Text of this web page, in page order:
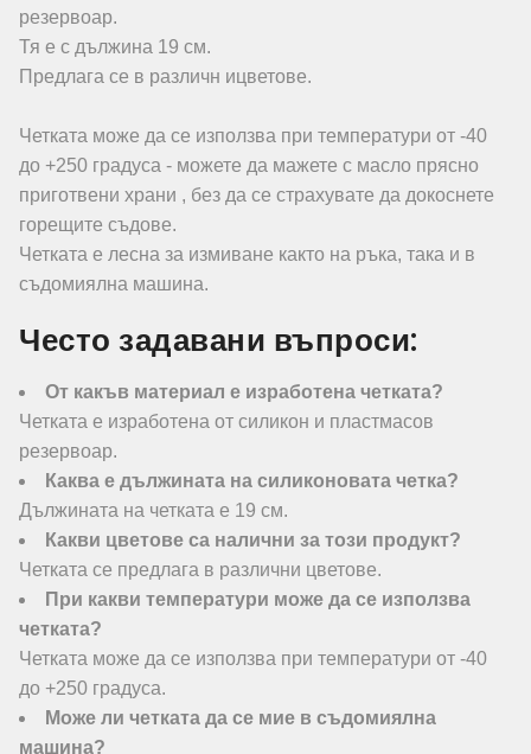
резервоар.
Тя е с дължина 19 см.
Предлага се в различн ицветове.
Четката може да се използва при температури от -40
до +250 градуса - можете да мажете с масло прясно
приготвени храни , без да се страхувате да докоснете
горещите съдове.
Четката е лесна за измиване както на ръка, така и в
съдомиялна машина.
Често задавани въпроси:
От какъв материал е изработена четката?
Четката е изработена от силикон и пластмасов
резервоар.
Каква е дължината на силиконовата четка?
Дължината на четката е 19 см.
Какви цветове са налични за този продукт?
Четката се предлага в различни цветове.
При какви температури може да се използва
четката?
Четката може да се използва при температури от -40
до +250 градуса.
Може ли четката да се мие в съдомиялна
машина?